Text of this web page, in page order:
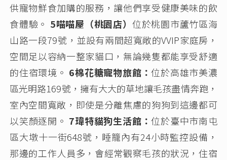
供寵物鮮食加購的服務，讓他們享受健康美味的飲
食體驗。 5喵喵屋（桃園店） 位於桃園市蘆竹區海
山路一段79號，並設有兩間超寬敞的VVIP家庭房，
空間足以容納一整家貓口，無論幾隻都能享受舒適
的住宿環境。 6棉花糖寵物旅館：位於高雄市美濃
區光明路169號，擁有大大的草地讓毛孩盡情奔跑，
室內空間寬敞，即使是分離焦慮的狗狗到這邊都可
以笑顏逐開。 7瑋特貓狗生活館：位於臺中市南屯
區大墩十一街648號，睡籠內有24小時監控設備，
那邊的工作人員多，會經常觀察毛孩的狀況，住宿